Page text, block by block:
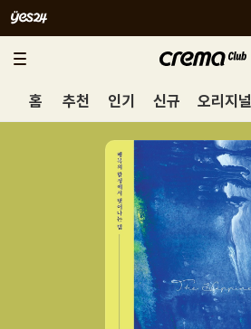
홈 추천 인기 신규 오리지널